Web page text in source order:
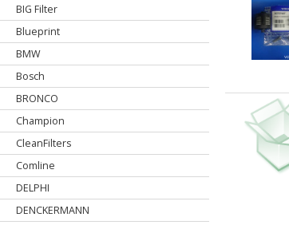
BIG Filter
Blueprint
BMW
Bosch
BRONCO
Champion
CleanFilters
Comline
DELPHI
DENCKERMANN